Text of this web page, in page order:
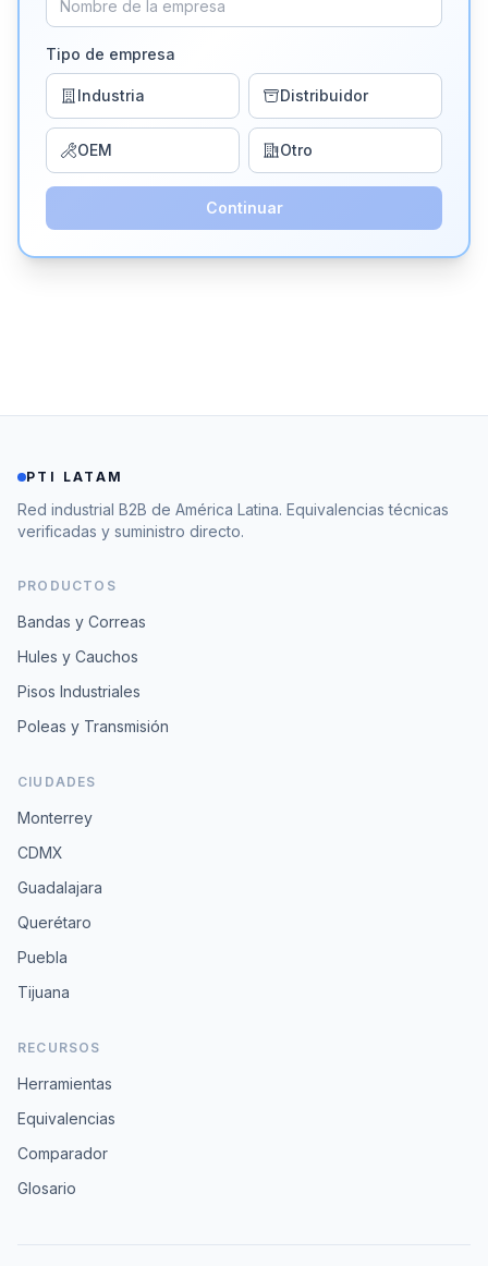
Tipo de empresa
Industria Distribuidor
OEM Otro
Continuar
PTI LATAM
Red industrial B2B de América Latina. Equivalencias técnicas
verificadas y suministro directo.
PRODUCTOS
Bandas y Correas
Hules y Cauchos
Pisos Industriales
Poleas y Transmisión
CIUDADES
Monterrey
CDMX
Guadalajara
Querétaro
Puebla
Tijuana
RECURSOS
Herramientas
Equivalencias
Comparador
Glosario